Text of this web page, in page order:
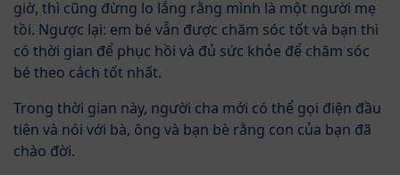
giờ, thì cũng đừng lo lắng rằng mình là một người mẹ
tồi. Ngược lại: em bé vẫn được chăm sóc tốt và bạn thì
có thời gian để phục hồi và đủ sức khỏe để chăm sóc
bé theo cách tốt nhất.
Trong thời gian này, người cha mới có thể gọi điện đầu
tiên và nói với bà, ông và bạn bè rằng con của bạn đã
chào đời.